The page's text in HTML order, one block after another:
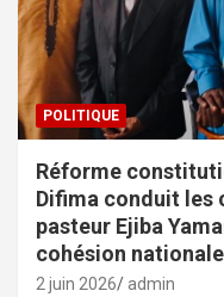
POLITIQUE
Réforme
Difima conduit les
pasteur Ejiba
cohésion nationale
2 juin 2026 admin